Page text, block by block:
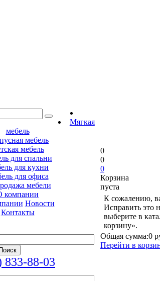
Мягкая
мебель
мебель
мебель
для спальни
для кухни
для офиса
мебели
компании
Новости
Контакты
833-88-03
0
0
0
Корзина
пуста
К сожалению,
Исправить это
выберите в
корзину».
Общая сумма:0
Перейти в